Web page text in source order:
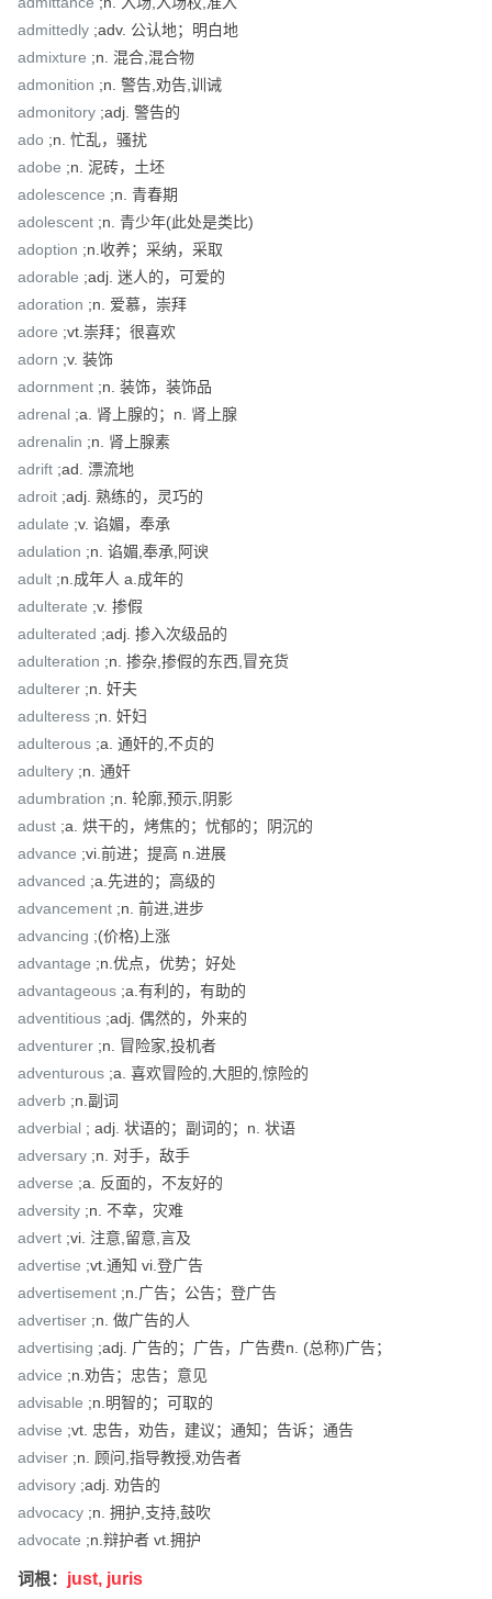
admittedly ;adv. 公认地；明白地
admixture ;n. 混合,混合物
admonition ;n. 警告,劝告,训诫
admonitory ;adj. 警告的
ado ;n. 忙乱，骚扰
adobe ;n. 泥砖，土坯
adolescence ;n. 青春期
adolescent ;n. 青少年(此处是类比)
adoption ;n.收养；采纳，采取
adorable ;adj. 迷人的，可爱的
adoration ;n. 爱慕，崇拜
adore ;vt.崇拜；很喜欢
adorn ;v. 装饰
adornment ;n. 装饰，装饰品
adrenal ;a. 肾上腺的；n. 肾上腺
adrenalin ;n. 肾上腺素
adrift ;ad. 漂流地
adroit ;adj. 熟练的，灵巧的
adulate ;v. 谄媚，奉承
adulation ;n. 谄媚,奉承,阿谀
adult ;n.成年人 a.成年的
adulterate ;v. 掺假
adulterated ;adj. 掺入次级品的
adulteration ;n. 掺杂,掺假的东西,冒充货
adulterer ;n. 奸夫
adulteress ;n. 奸妇
adulterous ;a. 通奸的,不贞的
adultery ;n. 通奸
adumbration ;n. 轮廓,预示,阴影
adust ;a. 烘干的，烤焦的；忧郁的；阴沉的
advance ;vi.前进；提高 n.进展
advanced ;a.先进的；高级的
advancement ;n. 前进,进步
advancing ;(价格)上涨
advantage ;n.优点，优势；好处
advantageous ;a.有利的，有助的
adventitious ;adj. 偶然的，外来的
adventurer ;n. 冒险家,投机者
adventurous ;a. 喜欢冒险的,大胆的,惊险的
adverb ;n.副词
adverbial ; adj. 状语的；副词的；n. 状语
adversary ;n. 对手，敌手
adverse ;a. 反面的，不友好的
adversity ;n. 不幸，灾难
advert ;vi. 注意,留意,言及
advertise ;vt.通知 vi.登广告
advertisement ;n.广告；公告；登广告
advertiser ;n. 做广告的人
advertising ;adj. 广告的；广告，广告费n. (总称)广告；
advice ;n.劝告；忠告；意见
advisable ;n.明智的；可取的
advise ;vt. 忠告，劝告，建议；通知；告诉；通告
adviser ;n. 顾问,指导教授,劝告者
advisory ;adj. 劝告的
advocacy ;n. 拥护,支持,鼓吹
advocate ;n.辩护者 vt.拥护
词根： just, juris